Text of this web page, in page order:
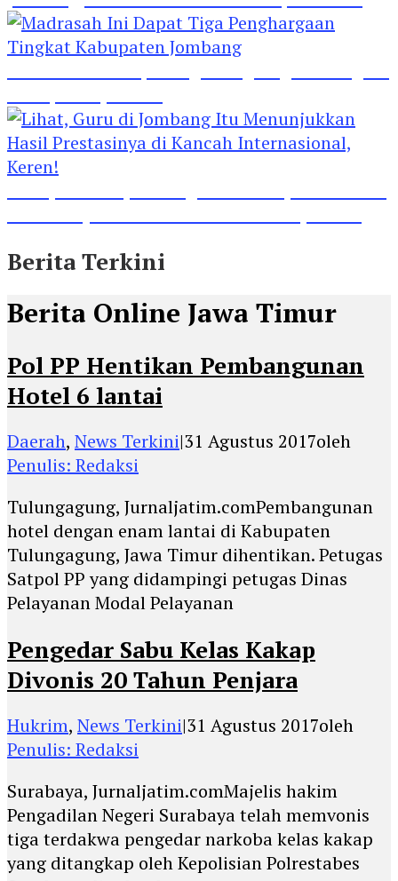
Berita Terkini
Berita Online Jawa Timur
Pol PP Hentikan Pembangunan
Hotel 6 lantai
Daerah, News Terkini|31 Agustus 2017oleh
Penulis: Redaksi
Tulungagung, Jurnaljatim.comPembangunan
hotel dengan enam lantai di Kabupaten
Tulungagung, Jawa Timur dihentikan. Petugas
Satpol PP yang didampingi petugas Dinas
Pelayanan Modal Pelayanan
Pengedar Sabu Kelas Kakap
Divonis 20 Tahun Penjara
Hukrim, News Terkini|31 Agustus 2017oleh
Penulis: Redaksi
Surabaya, Jurnaljatim.comMajelis hakim
Pengadilan Negeri Surabaya telah memvonis
tiga terdakwa pengedar narkoba kelas kakap
yang ditangkap oleh Kepolisian Polrestabes